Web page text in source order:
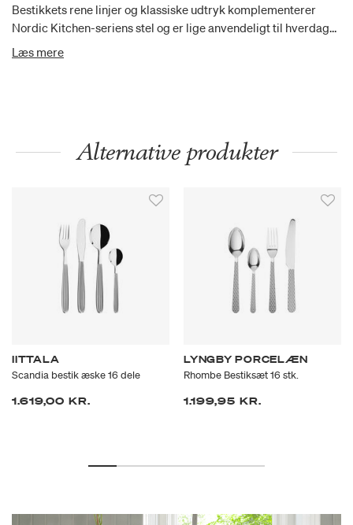
Bestikkets rene linjer og klassiske udtryk komplementerer
Nordic Kitchen-seriens stel og er lige anvendeligt til hverdag
og fest. Hver af sættets 16 dele er forsynet med et kraftigt
Læs mere
Alternative produkter
IITTALA
Scandia bestik æske 16 dele
1.619,00 KR.
LYNGBY PORCELÆN
Rhombe Bestiksæt 16 stk.
1.199,95 KR.